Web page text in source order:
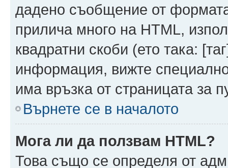
дадено съобщение от
прилича много на HTML,
квадратни скоби (ето така:
информация, вижте
има връзка от страницата за
Върнете се в началото
Мога ли да ползвам HTML?
Това също се определя от